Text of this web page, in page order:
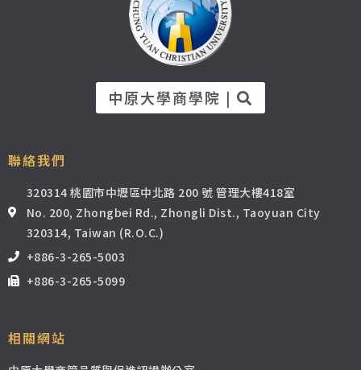
中原大學商學院 |
聯絡我們
320314 桃園市中壢區中北路 200 號 管理大樓418室
No. 200, Zhongbei Rd., Zhongli Dist., Taoyuan City
320314, Taiwan (R.O.C.)
+886-3-265-5003
+886-3-265-5099
相關網站